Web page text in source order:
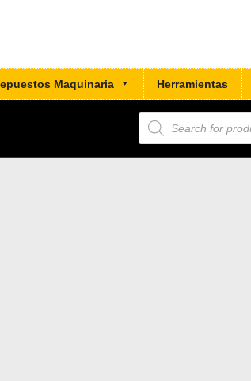
Maquinaria Herramientas
Búsqueda
de
productos